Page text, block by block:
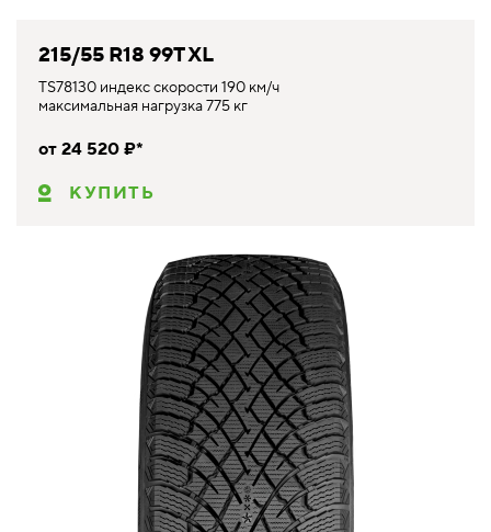
215/55 R18 99T XL
TS78130 индекс скорости 190 км/ч
максимальная нагрузка 775 кг
от 24 520 ₽*
КУПИТЬ